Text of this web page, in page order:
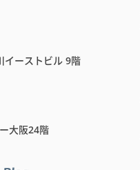
イーストビル 9階
大阪24階